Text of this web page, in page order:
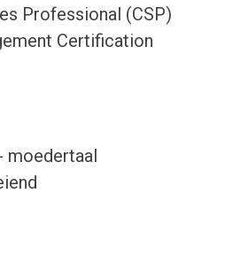
Professional (CSP)
Certification
moedertaal